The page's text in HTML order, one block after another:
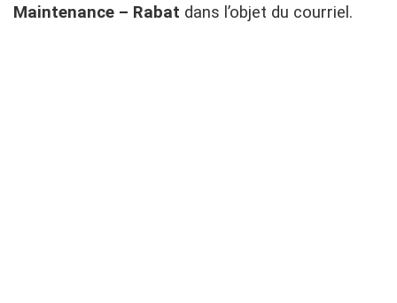
Maintenance – Rabat dans l’objet du courriel.